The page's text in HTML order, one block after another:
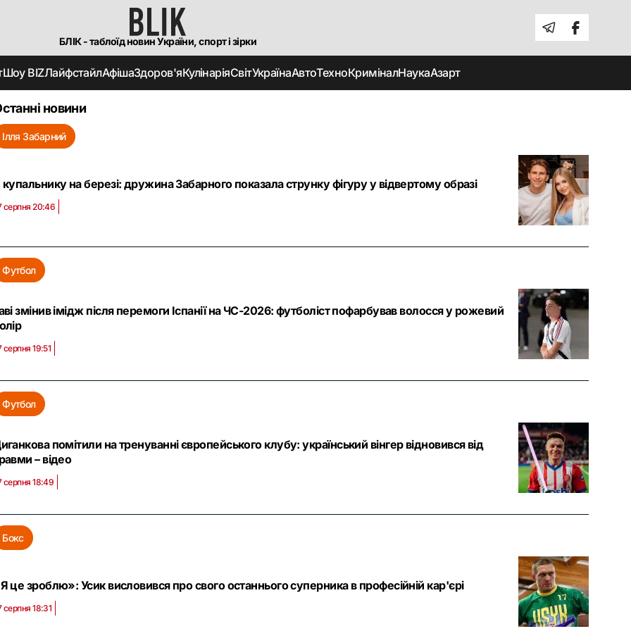
БЛІК - таблоїд новин України, спорт і зірки
Шоу BIZЛайфстайлАфішаЗдоров'яКулінаріяСвітУкраїнаАвтоТехноКриміналНаукаАзарт
новини
Ілля Забарний
купальнику на березі: дружина Забарного показала струнку фігуру у відвертому образі
серпня 20:46
Футбол
змінив імідж після перемоги Іспанії на ЧС-2026: футболіст пофарбував волосся у рожевий
серпня 19:51
Футбол
помітили на тренуванні європейського клубу: український вінгер відновився від
– відео
серпня 18:49
Бокс
це зроблю»: Усик висловився про свого останнього суперника в професійній кар'єрі
серпня 18:31